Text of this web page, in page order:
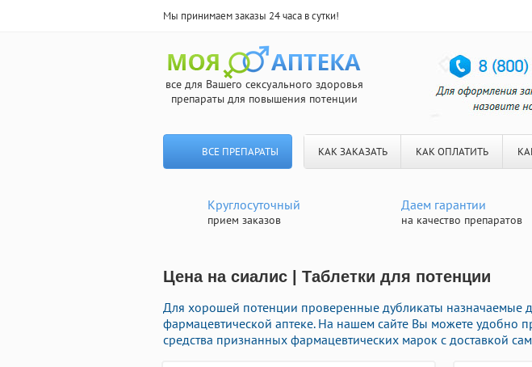
Мы принимаем заказы 24 часа в сутки!
все для Вашего сексуального здоровья
препараты для повышения потенции
ВСЕ ПРЕПАРАТЫ КАК ЗАКАЗАТЬ КАК ОПЛАТИТЬ
Круглосуточный
прием заказов
Даем гарантии
на качество препаратов
Цена на сиалис | Таблетки для потенции
Для хорошей потенции проверенные дубликаты назначаемые
фармацевтической аптеке. На нашем сайте Вы можете удобно
средства признанных фармацевтических марок с доставкой